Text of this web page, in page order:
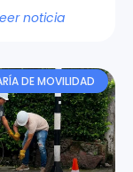
noticia
DE MOVILIDAD